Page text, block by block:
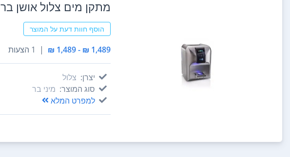
מתקן מים ‏צלול אושן בר
הוסף חוות דעת על המוצר
1,489 ₪ - 1,489 ₪
| 1 הצעות
יצרן: צלול
סוג המוצר: מיני בר
למפרט המלא